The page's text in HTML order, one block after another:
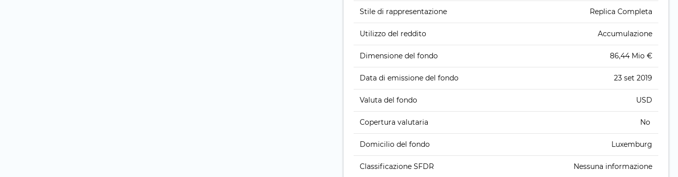
Stile di rappresentazione Replica Completa
Utilizzo del reddito Accumulazione
Dimensione del fondo 86,44 Mio €
Data di emissione del fondo 23 set 2019
Valuta del fondo USD
Copertura valutaria No
Domicilio del fondo Luxemburg
Classificazione SFDR Nessuna informazione